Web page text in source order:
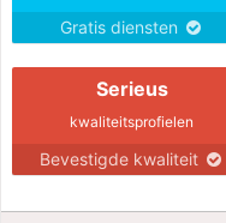
Gratis diensten
Serieus
kwaliteitsprofielen
Bevestigde kwaliteit